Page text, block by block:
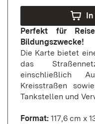
Perfekt für
Bildungszwecke!
Die Karte bietet
das
einschließlich
Kreisstraßen
Tankstellen und
Format: 117,6 cm x